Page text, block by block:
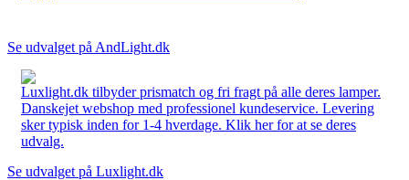
Se udvalget på AndLight.dk
Luxlight.dk tilbyder prismatch og fri fragt på alle deres lamper.
Danskejet webshop med professionel kundeservice. Levering
sker typisk inden for 1-4 hverdage. Klik her for at se deres
udvalg.
Se udvalget på Luxlight.dk